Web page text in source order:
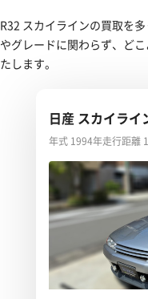
R32 スカイラインの買取を
やグレードに関わらず、ど
たします。
日産 スカイライ
年式 1994年走行距離